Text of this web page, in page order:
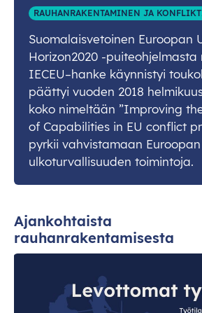
RAUHANRAKENTAMINEN JA
Suomalaisvetoinen Euroopan
Horizon2020 -
IECEU–hanke käynnistyi
päättyi vuoden 2018
koko nimeltään ”Improving
of Capabilities in EU conflict
pyrkii vahvistamaan
ulkoturvallisuuden toimintoja.
Ajankohtaista
rauhanrakentamisesta